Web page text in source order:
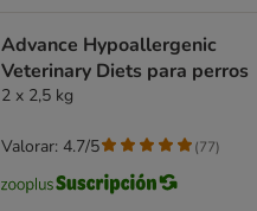
Advance Hypoallergenic
Veterinary Diets para perros
2 x 2,5 kg
Valorar: 4.7/5 (77)